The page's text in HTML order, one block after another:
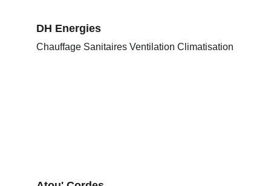
DH Energies
Chauffage Sanitaires Ventilation Climatisation